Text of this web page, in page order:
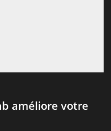
améliore votre